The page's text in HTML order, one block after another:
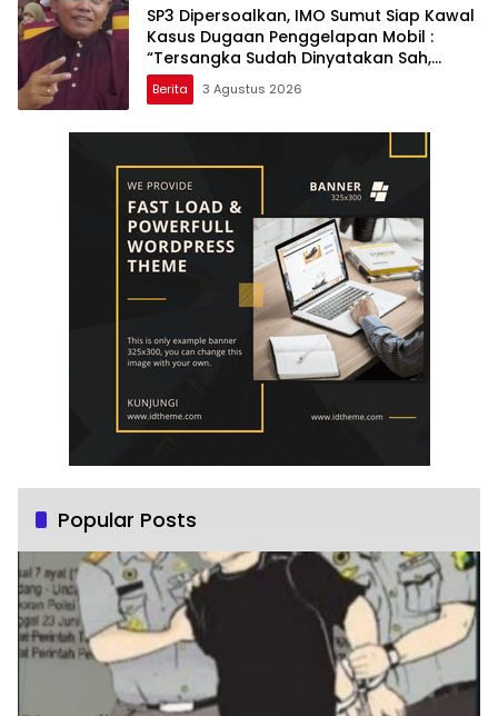
SP3 Dipersoalkan, IMO Sumut Siap Kawal
Kasus Dugaan Penggelapan Mobil :
“Tersangka Sudah Dinyatakan Sah,
Mengapa Perkara Dihentikan?”
Berita 3 Agustus 2026
Popular Posts